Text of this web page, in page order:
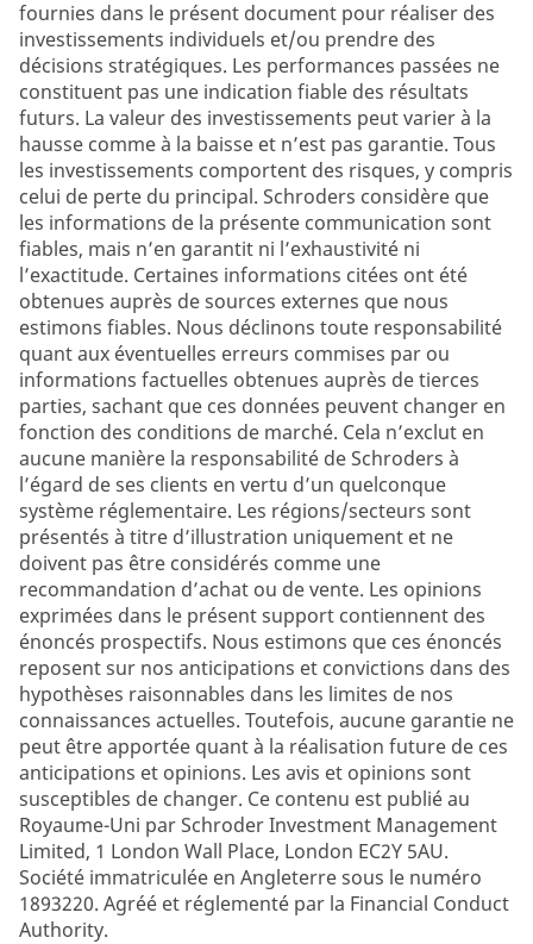
fournies dans le présent document pour réaliser des
investissements individuels et/ou prendre des
décisions stratégiques. Les performances passées ne
constituent pas une indication fiable des résultats
futurs. La valeur des investissements peut varier à la
hausse comme à la baisse et n’est pas garantie. Tous
les investissements comportent des risques, y compris
celui de perte du principal. Schroders considère que
les informations de la présente communication sont
fiables, mais n’en garantit ni l’exhaustivité ni
l’exactitude. Certaines informations citées ont été
obtenues auprès de sources externes que nous
estimons fiables. Nous déclinons toute responsabilité
quant aux éventuelles erreurs commises par ou
informations factuelles obtenues auprès de tierces
parties, sachant que ces données peuvent changer en
fonction des conditions de marché. Cela n’exclut en
aucune manière la responsabilité de Schroders à
l’égard de ses clients en vertu d’un quelconque
système réglementaire. Les régions/secteurs sont
présentés à titre d’illustration uniquement et ne
doivent pas être considérés comme une
recommandation d’achat ou de vente. Les opinions
exprimées dans le présent support contiennent des
énoncés prospectifs. Nous estimons que ces énoncés
reposent sur nos anticipations et convictions dans des
hypothèses raisonnables dans les limites de nos
connaissances actuelles. Toutefois, aucune garantie ne
peut être apportée quant à la réalisation future de ces
anticipations et opinions. Les avis et opinions sont
susceptibles de changer. Ce contenu est publié au
Royaume-Uni par Schroder Investment Management
Limited, 1 London Wall Place, London EC2Y 5AU.
Société immatriculée en Angleterre sous le numéro
1893220. Agréé et réglementé par la Financial Conduct
Authority.